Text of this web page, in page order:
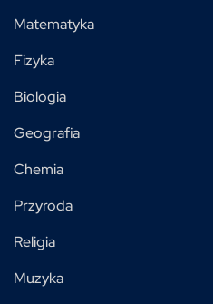
Matematyka
Fizyka
Biologia
Geografia
Chemia
Przyroda
Religia
Muzyka